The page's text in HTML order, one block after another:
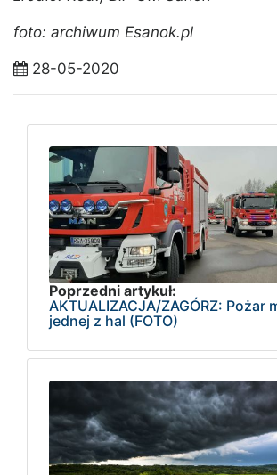
foto: archiwum Esanok.pl
28-05-2020
Poprzedni artykuł:
AKTUALIZACJA/ZAGÓRZ: Pożar
jednej z hal (FOTO)